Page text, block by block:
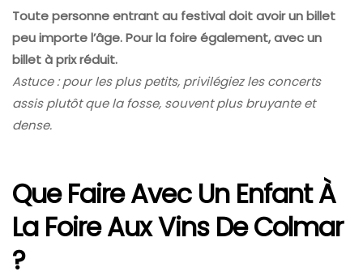
Toute personne entrant au festival doit avoir un billet
peu importe l’âge. Pour la foire également, avec un
billet à prix réduit.
Astuce : pour les plus petits, privilégiez les concerts
assis plutôt que la fosse, souvent plus bruyante et
dense.
Que Faire Avec Un Enfant À
La Foire Aux Vins De Colmar
?